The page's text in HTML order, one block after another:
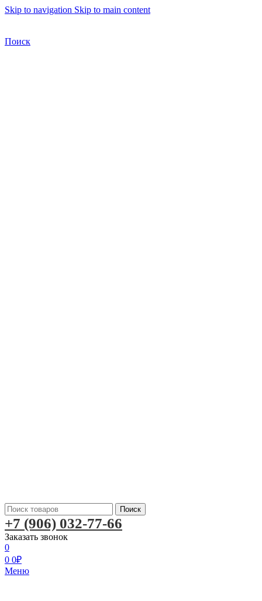
Skip to navigation Skip to main content
Поиск
Поиск
+7 (906) 032-77-66
Заказать звонок
0
0 0₽
Меню